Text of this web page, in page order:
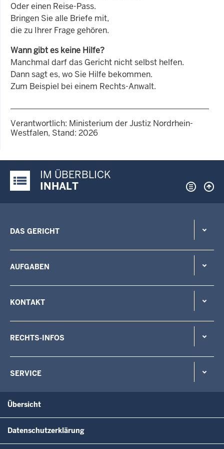
Oder einen Reise-Pass.
Bringen Sie alle Briefe mit,
die zu Ihrer Frage gehören.
Wann gibt es keine Hilfe?
Manchmal darf das Gericht nicht selbst helfen.
Dann sagt es, wo Sie Hilfe bekommen.
Zum Beispiel bei einem Rechts-Anwalt.
Verantwortlich: Ministerium der Justiz Nordrhein-
Westfalen, Stand: 2026
Justiz-Portal im Überblick:
IM ÜBERBLICK
INHALT
DAS GERICHT
AUFGABEN
KONTAKT
RECHTS-INFOS
SERVICE
Übersicht
Datenschutzerklärung